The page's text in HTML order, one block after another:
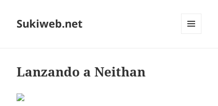
Sukiweb.net
Lanzando a Neithan